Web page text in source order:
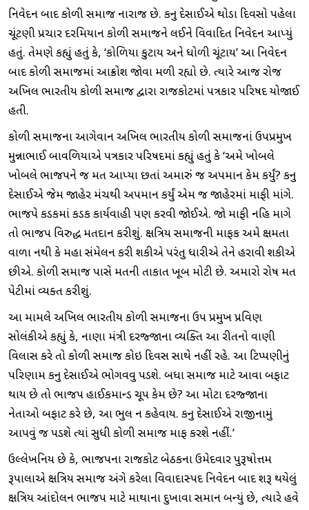
નિવેદન બાદ કોળી સમાજ નારાજ છે. કનુ દેસાઈએ થોડા દિવસો પહેલા
ચૂંટણી પ્રચાર દરમિયાન કોળી સમાજને લઈને વિવાદિત નિવેદન આપ્યું
હતું. તેમણે કહ્યું હતું કે, ‘કોળિયા કુટાય અને ધોળી ચૂંટાય’ આ નિવેદન
બાદ કોળી સમાજમાં આક્રોશ જોવા મળી રહ્યો છે. ત્યારે આજ રોજ
અખિલ ભારતીય કોળી સમાજ દ્વારા રાજકોટમાં પત્રકાર પરિષદ યોજાઈ
હતી.
કોળી સમાજના આગેવાન અખિલ ભારતીય કોળી સમાજનાં ઉપપ્રમુખ
મુન્નાભાઈ બાવળિયાએ પત્રકાર પરિષદમાં કહ્યું હતું કે ‘અમે ખોબલે
ખોબલે ભાજપને જ મત આપ્યા છતાં અમારું જ અપમાન કેમ કર્યું? કનુ
દેસાઈએ જેમ જાહેર મંચથી અપમાન કર્યું એમ જ જાહેરમાં માફી માંગે.
ભાજપે કડકમાં કડક કાર્યવાહી પણ કરવી જોઈએ. જો માફી નહિ માગે
તો ભાજપ વિરુદ્ધ મતદાન કરીશું. ક્ષત્રિય સમાજની માફક અમે ક્ષમતા
વાળા નથી કે મહા સંમેલન કરી શકીએ પરંતુ ધારીએ તેને હરાવી શકીએ
છીએ. કોળી સમાજ પાસે મતની તાકાત ખૂબ મોટી છે. અમારો રોષ મત
પેટીમાં વ્યક્ત કરીશું.
આ મામલે અખિલ ભારતીય કોળી સમાજના ઉપ પ્રમુખ પ્રવિણ
સોલંકીએ કહ્યું કે, નાણા મંત્રી દરજ્જાના વ્યક્તિ આ રીતનો વાણી
વિલાસ કરે તો કોળી સમાજ કોઇ દિવસ સાથે નહીં રહે. આ ટિપ્પણીનું
પરિણામ કનુ દેસાઈએ ભોગવવુ પડશે. બધા સમાજ માટે આવા બફાટ
થાય છે તો ભાજપ હાઈકમાન્ડ ચૂપ કેમ છે? આ મોટા દરજ્જાના
નેતાઓ બફાટ કરે છે, આ ભુલ ન કહેવાય. કનુ દેસાઈએ રાજીનામું
આપવું જ પડશે ત્યાં સુધી કોળી સમાજ માફ કરશે નહીં.’
ઉલ્લેખનિય છે કે, ભાજપના રાજકોટ બેઠકના ઉમેદવાર પુરૂષોત્તમ
રૂપાલાએ ક્ષત્રિય સમાજ અંગે કરેલા વિવાદાસ્પદ નિવેદન બાદ શરૂ થયેલું
ક્ષત્રિય આંદોલન ભાજપ માટે માથાના દુખાવા સમાન બન્યું છે, ત્યારે હવે